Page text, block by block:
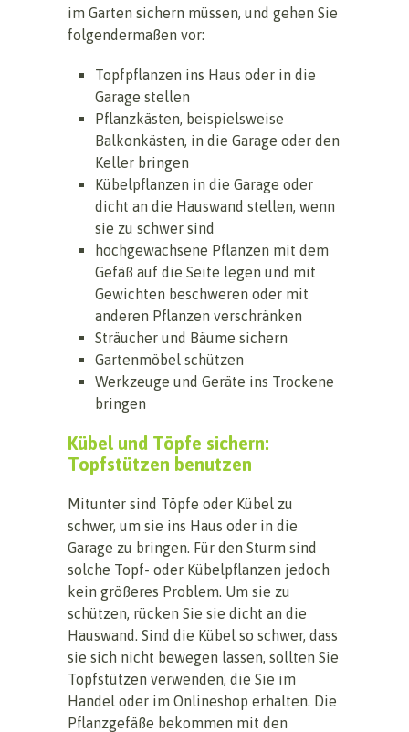
im Garten sichern müssen, und gehen Sie
folgendermaßen vor:
Topfpflanzen ins Haus oder in die
Garage stellen
Pflanzkästen, beispielsweise
Balkonkästen, in die Garage oder den
Keller bringen
Kübelpflanzen in die Garage oder
dicht an die Hauswand stellen, wenn
sie zu schwer sind
hochgewachsene Pflanzen mit dem
Gefäß auf die Seite legen und mit
Gewichten beschweren oder mit
anderen Pflanzen verschränken
Sträucher und Bäume sichern
Gartenmöbel schützen
Werkzeuge und Geräte ins Trockene
bringen
Kübel und Töpfe sichern:
Topfstützen benutzen
Mitunter sind Töpfe oder Kübel zu
schwer, um sie ins Haus oder in die
Garage zu bringen. Für den Sturm sind
solche Topf- oder Kübelpflanzen jedoch
kein größeres Problem. Um sie zu
schützen, rücken Sie sie dicht an die
Hauswand. Sind die Kübel so schwer, dass
sie sich nicht bewegen lassen, sollten Sie
Topfstützen verwenden, die Sie im
Handel oder im Onlineshop erhalten. Die
Pflanzgefäße bekommen mit den